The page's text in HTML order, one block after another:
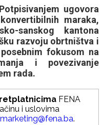
ugovora
maraka,
sanskog kantona
razvoju obrtništva i
fokusom na
i povezivanje
rada.
FENA
i uslovima
marketing@fena.ba.